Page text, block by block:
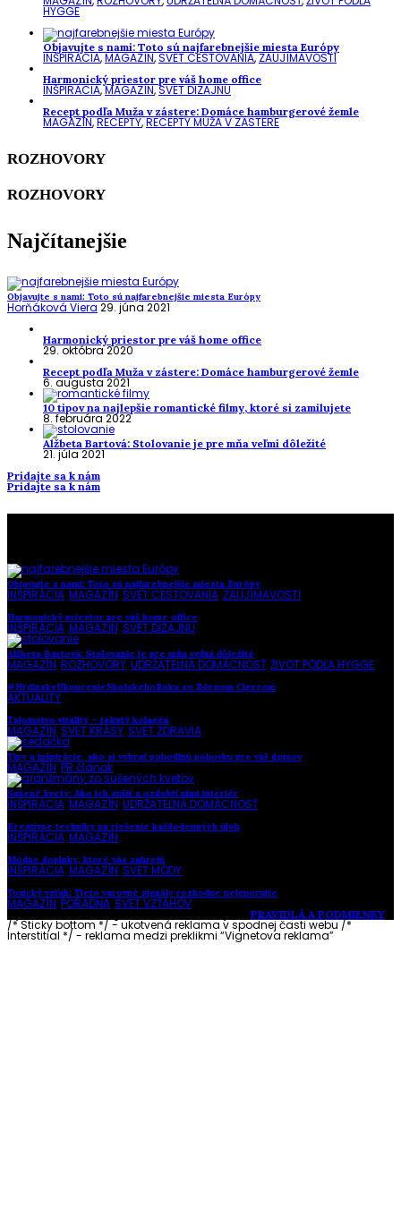
HYGGE
Objavujte s nami: Toto sú najfarebnejšie miesta Európy
INŠPIRÁCIA,MAGAZÍN,SVET CESTOVANIA,ZAUJÍMAVOSTI
Harmonický priestor pre váš home office
INŠPIRÁCIA,MAGAZÍN,SVET DIZAJNU
Recept podľa Muža v zástere: Domáce hamburgerové žemle
MAGAZÍN,RECEPTY,RECEPTY MUŽA V ZÁSTERE
ROZHOVORY
ROZHOVORY
Najčítanejšie
Objavujte s nami: Toto sú najfarebnejšie miesta Európy
Horňáková Viera 29. júna 2021
Harmonický priestor pre váš home office
29. októbra 2020
Recept podľa Muža v zástere: Domáce hamburgerové žemle
6. augusta 2021
10 tipov na najlepšie romantické filmy, ktoré si zamilujete
8. februára 2022
Alžbeta Bartová: Stolovanie je pre mňa veľmi dôležité
21. júla 2021
Pridajte sa k nám
Pridajte sa k nám
Objavujte s nami: Toto sú najfarebnejšie miesta Európy
INŠPIRÁCIA MAGAZÍN SVET CESTOVANIA ZAUJÍMAVOSTI
Harmonický priestor pre váš home office
INŠPIRÁCIA MAGAZÍN SVET DIZAJNU
Alžbeta Bartová: Stolovanie je pre mňa veľmi dôležité
MAGAZÍN ROZHOVORY UDRŽATEĽNÁ DOMÁCNOSŤ ŽIVOT PODĽA HYGGE
#HrdinskeUkoncenieSkolskehoRoka so Zdenom Cígerom
AKTUALITY
Tajomstvo vitality – tekutý kolagén
MAGAZÍN SVET KRÁSY SVET ZDRAVIA
Tipy a inšpirácie, ako si vybrať pohodlnú pohovku pre váš domov
MAGAZÍN PR článok
Sušené kvety: Ako ich sušiť a ozdobiť nimi interiér
INŠPIRÁCIA MAGAZÍN UDRŽATEĽNÁ DOMÁCNOSŤ
Kreatívne techniky na riešenie každodenných úloh
INŠPIRÁCIA MAGAZÍN
Módne doplnky, ktoré vás zahrejú
INŠPIRÁCIA MAGAZÍN SVET MÓDY
Toxický vzťah: Tieto varovné signály rozhodne neignorujte
MAGAZÍN PORADŇA SVET VZŤAHOV
Vytvorené s láskou pre vás © Akčné ženy • PRAVIDLÁ A PODMIENKY
/* Sticky bottom */ - ukotvená reklama v spodnej časti webu/*
Interstitial */ - reklama medzi preklikmi “Vignetova reklama”